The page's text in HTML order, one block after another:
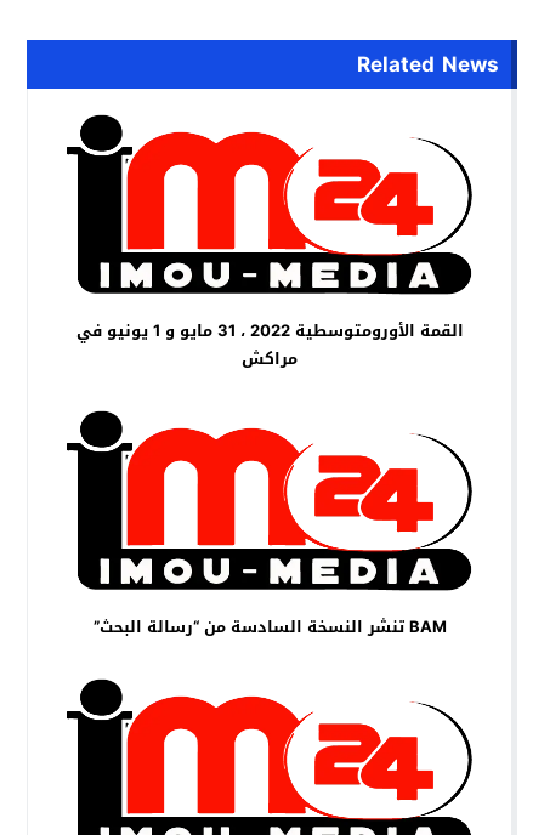
Related News
القمة الأورومتوسطية 2022 ، 31 مايو و 1 يونيو في
مراكش
BAM تنشر النسخة السادسة من “رسالة البحث”